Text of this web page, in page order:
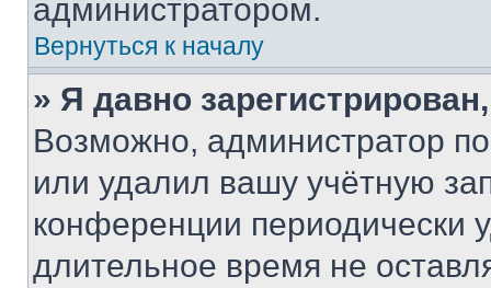
администратором.
Вернуться к началу
» Я давно
Возможно, администратор
или удалил вашу учётную
конференции периодически
длительное время не